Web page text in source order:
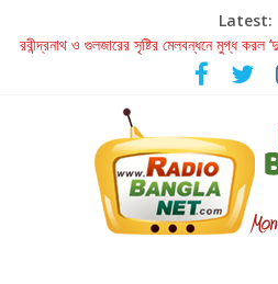
Latest:
রবীন্দ্রনাথ ও গুলজারের সৃষ্টির মেলবন্ধনে মুগ্ধ করল
কলের গান থেকে রীলস্ — বাঙালির গান শোনার
জগন্নাথমঙ্গলম্ — বাংলায় প্রথমবার মঞ্চে এবার
Retribution: A Thought-Provoking
Our Understanding of Justice
হাওয়া বদলের টলিউডে ‘তুমি এলে তাই’